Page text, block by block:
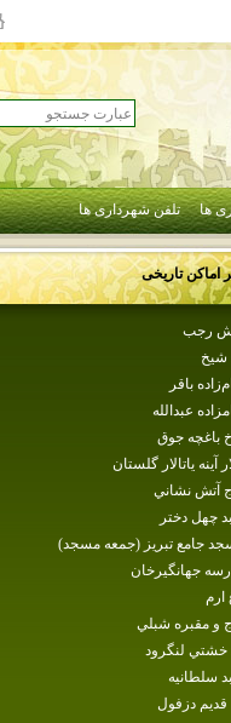
ها تلفن شهرداری ها
اماکن تاریخی
رجب
شيخ
باقر
عبدالله
باغچه جوق
آينه ياتالار گلستان
آتش نشاني
چهل‌ دختر
جامع تبريز (جمعه مسجد)
جهانگيرخان‌
ارم
و مقبره شبلي
خشتي لنگرود
سلطانيه
قديم دزفول